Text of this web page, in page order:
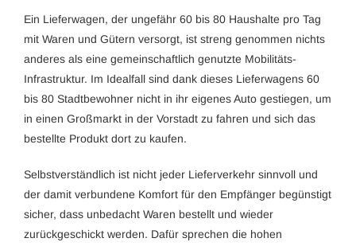
Ein Lieferwagen, der ungefähr 60 bis 80 Haushalte pro Tag
mit Waren und Gütern versorgt, ist streng genommen nichts
anderes als eine gemeinschaftlich genutzte Mobilitäts-
Infrastruktur. Im Idealfall sind dank dieses Lieferwagens 60
bis 80 Stadtbewohner nicht in ihr eigenes Auto gestiegen, um
in einen Großmarkt in der Vorstadt zu fahren und sich das
bestellte Produkt dort zu kaufen.
Selbstverständlich ist nicht jeder Lieferverkehr sinnvoll und
der damit verbundene Komfort für den Empfänger begünstigt
sicher, dass unbedacht Waren bestellt und wieder
zurückgeschickt werden. Dafür sprechen die hohen